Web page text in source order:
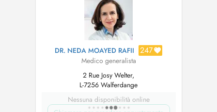
DR. NEDA MOAYED RAFII 247
Medico generalista
2 Rue Josy Welter,
L-7256 Walferdange
Nessuna disponibilità online